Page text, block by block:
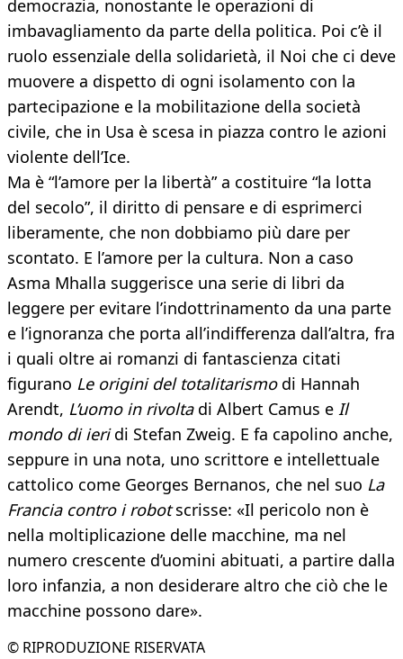
democrazia, nonostante le operazioni di
imbavagliamento da parte della politica. Poi c’è il
ruolo essenziale della solidarietà, il Noi che ci deve
muovere a dispetto di ogni isolamento con la
partecipazione e la mobilitazione della società
civile, che in Usa è scesa in piazza contro le azioni
violente dell’Ice.
Ma è “l’amore per la libertà” a costituire “la lotta
del secolo”, il diritto di pensare e di esprimerci
liberamente, che non dobbiamo più dare per
scontato. E l’amore per la cultura. Non a caso
Asma Mhalla suggerisce una serie di libri da
leggere per evitare l’indottrinamento da una parte
e l’ignoranza che porta all’indifferenza dall’altra, fra
i quali oltre ai romanzi di fantascienza citati
figurano Le origini del totalitarismodi Hannah
Arendt, L’uomo in rivoltadi Albert Camus e Il
mondo di ieridi Stefan Zweig. E fa capolino anche,
seppure in una nota, uno scrittore e intellettuale
cattolico come Georges Bernanos, che nel suo La
Francia contro i robotscrisse: «Il pericolo non è
nella moltiplicazione delle macchine, ma nel
numero crescente d’uomini abituati, a partire dalla
loro infanzia, a non desiderare altro che ciò che le
macchine possono dare».
© RIPRODUZIONE RISERVATA